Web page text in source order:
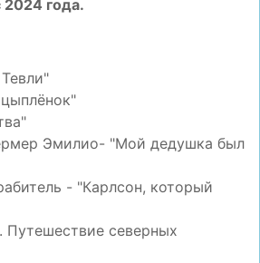
2024 года.
Эмилио- "Мой дедушка был
- "Карлсон, который
Путешествие северных